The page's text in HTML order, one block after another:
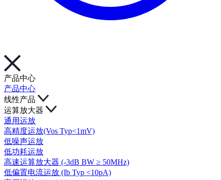
产品中心
产品中心
线性产品
运算放大器
通用运放
高精度运放(Vos Typ<1mV)
低噪声运放
低功耗运放
高速运算放大器 (-3dB BW ≥ 50MHz)
低偏置电流运放 (Ib Typ <10pA)